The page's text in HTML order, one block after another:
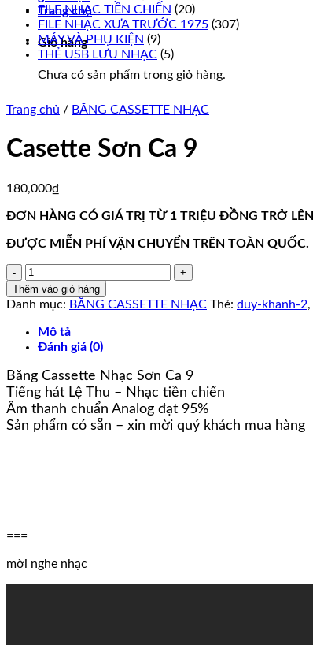
Trang chủ
Giỏ hàng
Chưa có sản phẩm trong giỏ hàng.
FILE NHẠC TIỀN CHIẾN (20)
FILE NHẠC XƯA TRƯỚC 1975 (307)
MÁY VÀ PHỤ KIỆN (9)
THẺ USB LƯU NHẠC (5)
Trang chủ / BĂNG CASSETTE NHẠC
Casette Sơn Ca 9
180,000₫
ĐƠN HÀNG CÓ GIÁ TRỊ TỪ 1 TRIỆU ĐỒNG TRỞ LÊN
ĐƯỢC MIỄN PHÍ VẬN CHUYỂN TRÊN TOÀN QUỐC.
Casette
Sơn
Ca
số
lượng
Thêm vào giỏ hàng
Danh mục: BĂNG CASSETTE NHẠC Thẻ: duy-khanh-2,
Mô tả
Đánh giá (0)
Băng Cassette Nhạc Sơn Ca 9
Tiếng hát Lệ Thu – Nhạc tiền chiến
Âm thanh chuẩn Analog đạt 95%
Sản phẩm có sẵn – xin mời quý khách mua hàng
===
mời nghe nhạc